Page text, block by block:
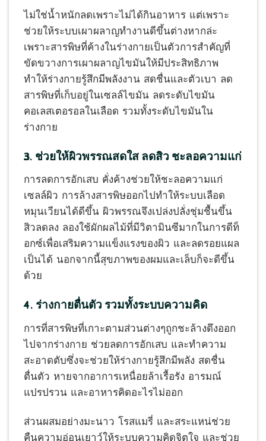
ไม่ใช่น้ำหนักลดเพราะไม่ได้กินอาหาร แต่เพราะ
ช่วยให้ระบบเผาผลาญทำงานดีขึ้นต่างหากล่ะ
เพราะสารพิษที่ค้างในร่างกายเป็นตัวการสำคัญที่
ขัดขวางการเผาผลาญไขมันให้มีประสิทธิภาพ
ทำให้ร่างกายรู้สึกมีพลังงาน สดชื่นและตัวเบา ลด
สารพิษที่เก็บอยู่ในเซลล์ไขมัน ลดระดับไขมัน
คอเลสเตอรอลในเลือด รวมทั้งระดับไขมันใน
ร่างกาย
3. ช่วยให้ผิวพรรณสดใส ลดสิว ชะลอความแก่
การลดการอักเสบ คั่งค้างช่วยให้ชะลอความแก่
เซลล์ผิว การล้างสารพิษออกไปทำให้ระบบเลือด
หมุนเวียนได้ดีขึ้น ผิวพรรณจึงเปล่งปลั่งชุ่มชื้นขึ้น
สิวลดลง ลองใช้ผักผลไม้ที่มีวิตามินซีมากในการดีท็
อกซ์เพื่อเสริมความแข็งแรงของผิว และลดรอยแผล
เป็นได้ นอกจากนี้สุขภาพของผมและเล็บก็จะดีขึ้น
ด้วย
4. ร่างกายตื่นตัว รวมทั้งระบบความคิด
การที่สารพิษที่เกาะตามส่วนต่างๆถูกชะล้างดึงออก
ไปจากร่างกาย ช่วยลดการอักเสบ และทำความ
สะอาดตับซึ่งจะช่วยให้ร่างกายรู้สึกมีพลัง สดชื่น
ตื่นตัว หายจากอาการเหนื่อยล้าเรื้อรัง อารมณ์
แปรปรวน และอาหารคิดอะไรไม่ออก
ส่วนผสมอย่างมะนาว โรสแมรี่ และสระแหน่ช่วย
คืนความอ่อนเยาว์ให้ระบบความคิดจิตใจ และช่วย